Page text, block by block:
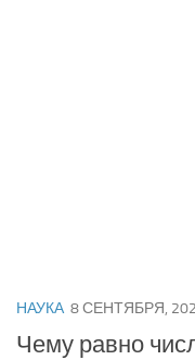
НАУКА 8 СЕНТЯБРЯ,
Чему равно